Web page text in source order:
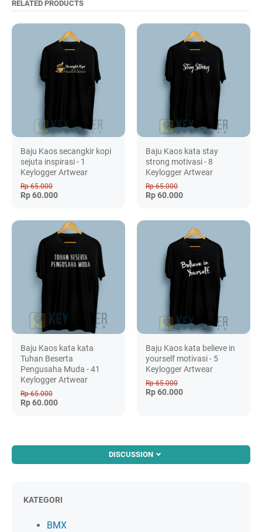
RELATED PRODUCTS
Baju Kaos secangkir kopi
sejuta inspirasi - 1
Keylogger Artwear
Rp 65.000
Rp 60.000
Baju Kaos kata stay
strong motivasi - 8
Keylogger Artwear
Rp 65.000
Rp 60.000
Baju Kaos kata kata
Tuhan Beserta
Pengusaha Muda - 41
Keylogger Artwear
Rp 65.000
Rp 60.000
Baju Kaos kata believe in
yourself motivasi - 5
Keylogger Artwear
Rp 65.000
Rp 60.000
DISCUSSION
KATEGORI
BMX